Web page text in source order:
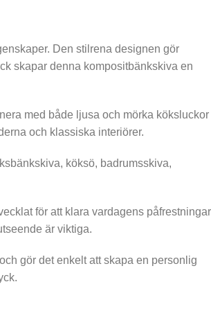
Den stilrena designen gör
skapar denna kompositbänkskiva en
med både ljusa och mörka köksluckor
och klassiska interiörer.
köksö, badrumsskiva,
för att klara vardagens påfrestningar
är viktiga.
gör det enkelt att skapa en personlig